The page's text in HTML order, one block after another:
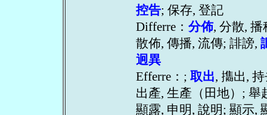
控告; 保存, 登記
Differre： 分佈, 分散,
散佈, 傳播, 流傳; 誹謗,
迥異
Efferre：; 取出, 㩦出,
出產, 生產（田地）; 舉
顯露, 申明, 說明; 顯示,